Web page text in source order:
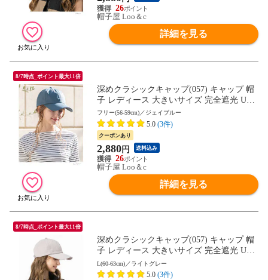
26
帽子屋 Loo＆c
詳細を見る
8/7時点_ポイント最大11倍
深めクラシックキャップ(057) キャップ 帽
子 レディース 大きいサイズ 完全遮光 UV
カット つば広 自転車 日よけ かぶーる日傘
母の日
フリー(56-59cm)／ジェイブルー
5.0 (3件)
クーポンあり
2,880円 送料込み
26
帽子屋 Loo＆c
詳細を見る
8/7時点_ポイント最大11倍
深めクラシックキャップ(057) キャップ 帽
子 レディース 大きいサイズ 完全遮光 UV
カット つば広 自転車 日よけ かぶーる日傘
母の日
L(60-63cm)／ライトグレー
5.0 (3件)